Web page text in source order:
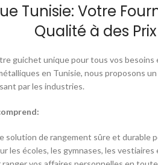
Tunisie: Votre
Qualité à des
guichet unique pour tous vos besoins
en Tunisie, nous proposons
par les industries.
solution de rangement sûre et durable
les écoles, les gymnases, les